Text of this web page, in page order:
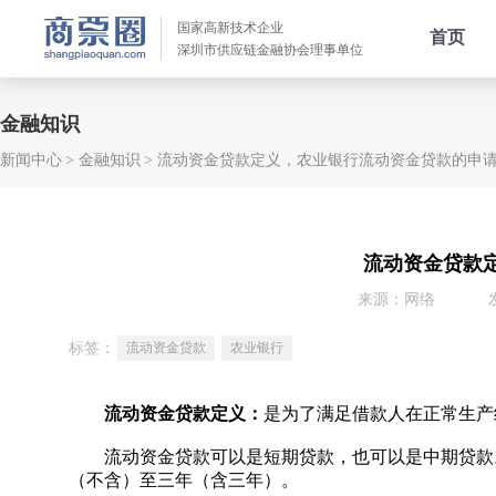
国家高新技术企业
深圳市供应链金融协会理事单位
首页
金融知识
新闻中心 金融知识 流动资金贷款定义，农业银行流动资金贷款的申
流动资金贷款
来源：网络
标签： 流动资金贷款 农业银行
流动资金贷款定义： 是为了满足借款人在正常生
流动资金贷款可以是短期贷款，也可以是中期贷款
（不含）至三年（含三年）。